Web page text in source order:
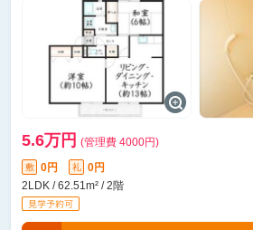
5.6万円 (管理費 4000円)
敷 0円 礼
0円
2LDK / 62.51m² / 2階